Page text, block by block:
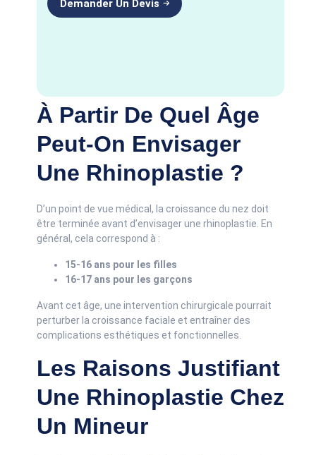
À Partir De Quel Âge
Peut-On Envisager
Une Rhinoplastie ?
D’un point de vue médical, la croissance du nez doit
être terminée avant d’envisager une rhinoplastie. En
général, cela correspond à :
15-16 ans pour les filles
16-17 ans pour les garçons
Avant cet âge, une intervention chirurgicale pourrait
perturber la croissance faciale et entraîner des
complications esthétiques et fonctionnelles.
Les Raisons Justifiant
Une Rhinoplastie Chez
Un Mineur